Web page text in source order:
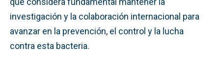
investigación y la colaboración internacional para
avanzar en la prevención, el control y la lucha
contra esta bacteria.